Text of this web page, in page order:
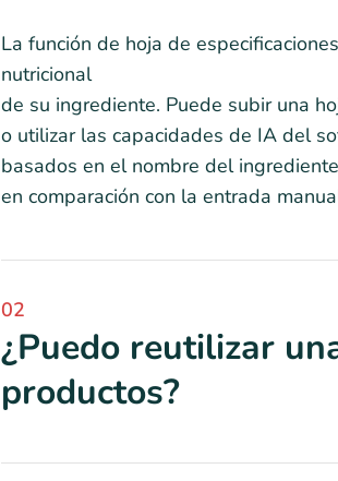
La función de hoja de
nutricional
de su ingrediente. Puede subir una
o utilizar las capacidades de IA del
basados en el nombre del
en comparación con la entrada
02
¿Puedo reutilizar
productos?